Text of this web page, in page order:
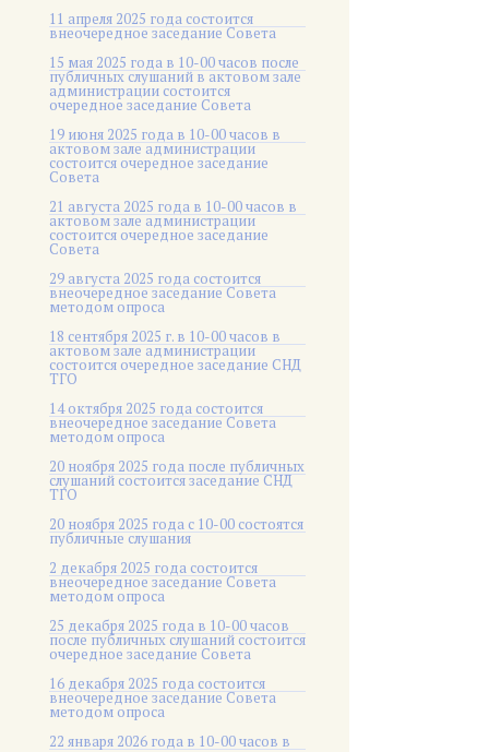
11 апреля 2025 года состоится
внеочередное заседание Совета
15 мая 2025 года в 10-00 часов после
публичных слушаний в актовом зале
администрации состоится
очередное заседание Совета
19 июня 2025 года в 10-00 часов в
актовом зале администрации
состоится очередное заседание
Совета
21 августа 2025 года в 10-00 часов в
актовом зале администрации
состоится очередное заседание
Совета
29 августа 2025 года состоится
внеочередное заседание Совета
методом опроса
18 сентября 2025 г. в 10-00 часов в
актовом зале администрации
состоится очередное заседание СНД
ТГО
14 октября 2025 года состоится
внеочередное заседание Совета
методом опроса
20 ноября 2025 года после публичных
слушаний состоится заседание СНД
ТГО
20 ноября 2025 года c 10-00 состоятся
публичные слушания
2 декабря 2025 года состоится
внеочередное заседание Совета
методом опроса
25 декабря 2025 года в 10-00 часов
после публичных слушаний состоится
очередное заседание Совета
16 декабря 2025 года состоится
внеочередное заседание Совета
методом опроса
22 января 2026 года в 10-00 часов в